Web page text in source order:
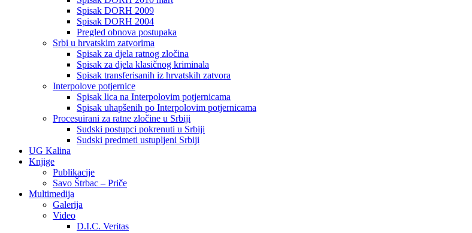
Spisak DORH 2009
Spisak DORH 2004
Pregled obnova postupaka
Srbi u hrvatskim zatvorima
Spisak za djela ratnog zločina
Spisak za djela klasičnog kriminala
Spisak transferisanih iz hrvatskih zatvora
Interpolove potjernice
Spisak lica na Interpolovim potjernicama
Spisak uhapšenih po Interpolovim potjernicama
Procesuirani za ratne zločine u Srbiji
Sudski postupci pokrenuti u Srbiji
Sudski predmeti ustupljeni Srbiji
UG Kalina
Knjige
Publikacije
Savo Štrbac – Priče
Multimedija
Galerija
Video
D.I.C. Veritas